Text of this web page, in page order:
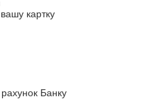
картку
Банку